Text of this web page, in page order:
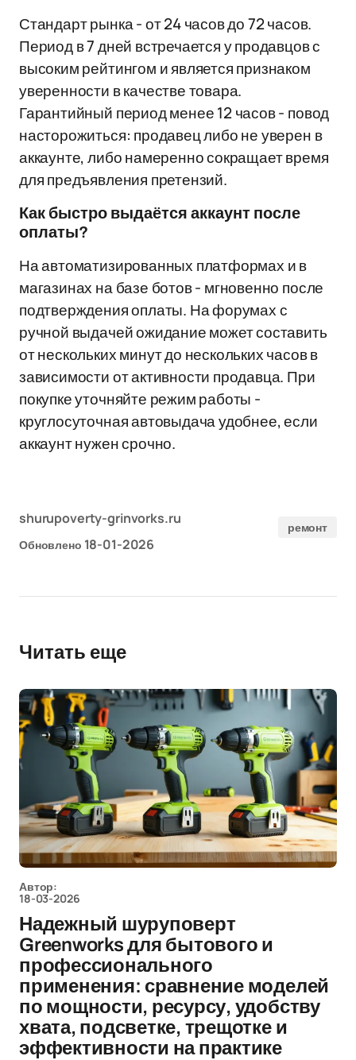
Стандарт рынка - от 24 часов до 72 часов.
Период в 7 дней встречается у продавцов с
высоким рейтингом и является признаком
уверенности в качестве товара.
Гарантийный период менее 12 часов - повод
насторожиться: продавец либо не уверен в
аккаунте, либо намеренно сокращает время
для предъявления претензий.
Как быстро выдаётся аккаунт после
оплаты?
На автоматизированных платформах и в
магазинах на базе ботов - мгновенно после
подтверждения оплаты. На форумах с
ручной выдачей ожидание может составить
от нескольких минут до нескольких часов в
зависимости от активности продавца. При
покупке уточняйте режим работы -
круглосуточная автовыдача удобнее, если
аккаунт нужен срочно.
shurupoverty-grinvorks.ru
Обновлено 18-01-2026
ремонт
Читать еще
Автор:
18-03-2026
Надежный шуруповерт
Greenworks для бытового и
профессионального
применения: сравнение моделей
по мощности, ресурсу, удобству
хвата, подсветке, трещотке и
эффективности на практике